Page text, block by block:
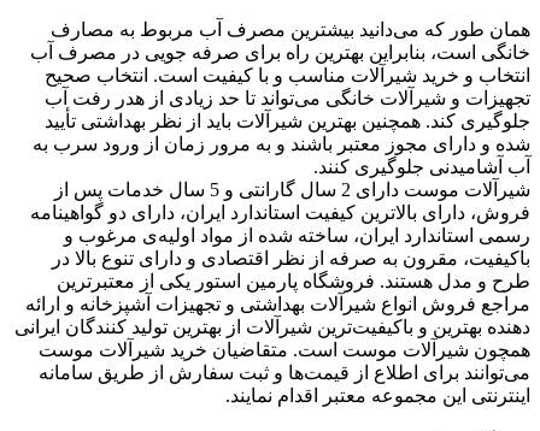
همان طور که می‌دانید بیشترین مصرف آب مربوط به مصارف
خانگی است، بنابراین بهترین راه برای صرفه جویی در مصرف آب
انتخاب و خرید شیرآلات مناسب و با کیفیت است. انتخاب صحیح
تجهیزات و شیرآلات خانگی می‌تواند تا حد زیادی از هدر رفت آب
جلوگیری کند. همچنین بهترین شیرآلات باید از نظر بهداشتی تأیید
شده و دارای مجوز معتبر باشند و به مرور زمان از ورود سرب به
آب آشامیدنی جلوگیری کنند.
شیرآلات موست دارای 2 سال گارانتی و 5 سال خدمات پس از
فروش، دارای بالاترین کیفیت استاندارد ایران، دارای دو گواهینامه
رسمی استاندارد ایران، ساخته شده از مواد اولیه‌ی مرغوب و
باکیفیت، مقرون به صرفه از نظر اقتصادی و دارای تنوع بالا در
طرح و مدل هستند. فروشگاه پارمین استور یکی از معتبرترین
مراجع فروش انواع شیرآلات بهداشتی و تجهیزات آشپزخانه و ارائه
دهنده بهترین و باکیفیت‌ترین شیرآلات از بهترین تولید کنندگان ایرانی
همچون شیرآلات موست است. متقاضیان خرید شیرآلات موست
می‌توانند برای اطلاع از قیمت‌ها و ثبت سفارش از طریق سامانه
اینترنتی این مجموعه معتبر اقدام نمایند.